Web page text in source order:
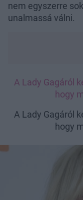
nem egyszerre
unalmassá válni.
A Lady Gagáról
hogy
A Lady Gagáról
hogy